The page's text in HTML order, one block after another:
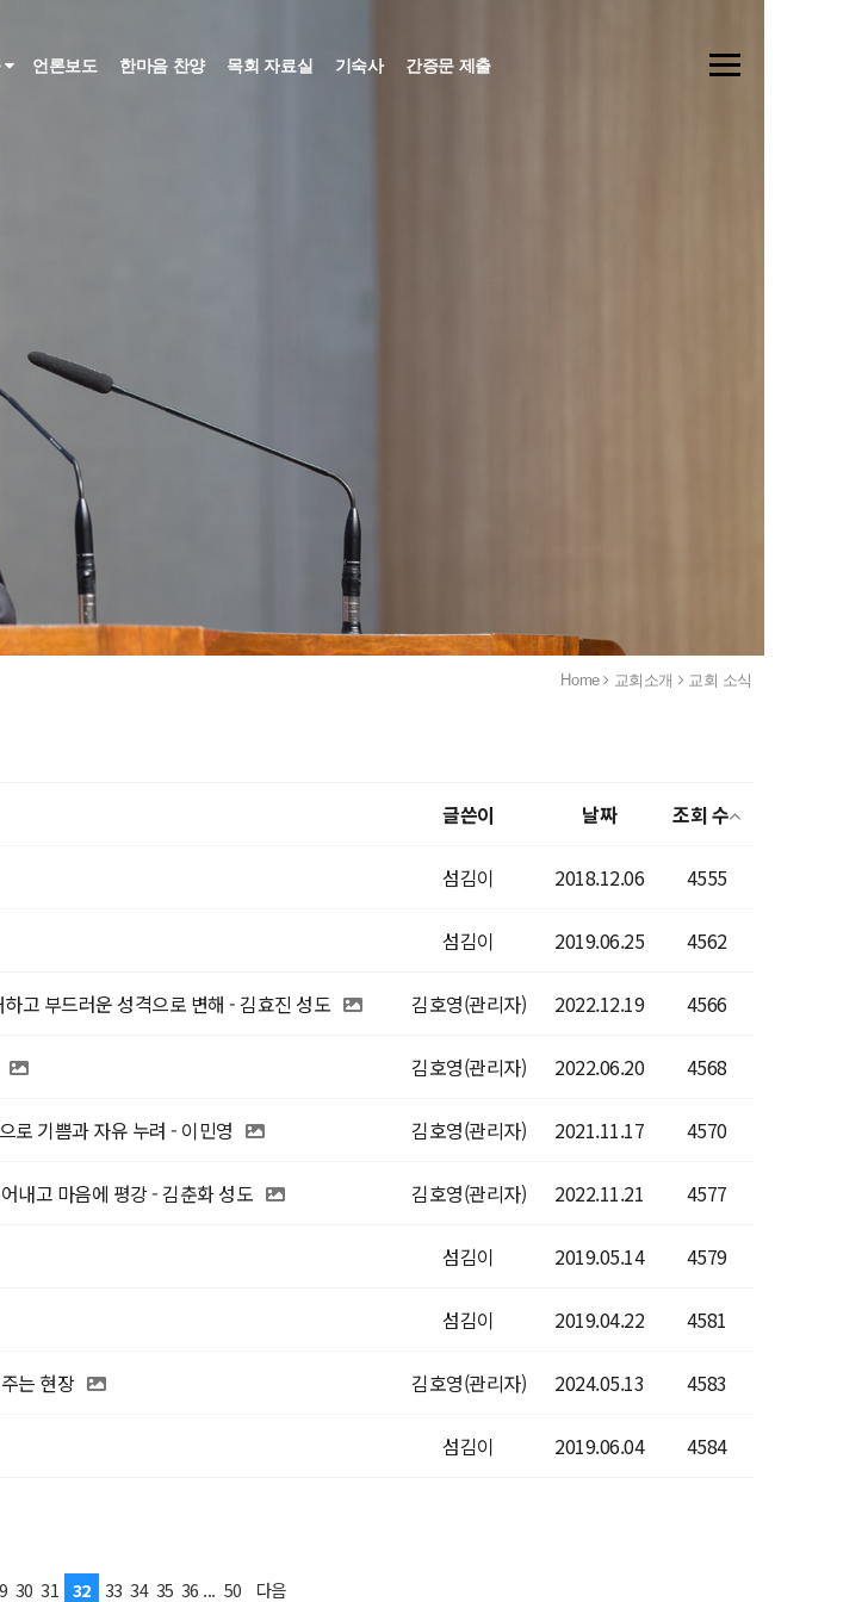
언론보도 한마음 찬양 목회 자료실 기숙사 간증문 제출
Home 교회소개 교회 소식
글쓴이 날짜 조회 수
섬김이 2018.12.06 4555
섬김이 2019.06.25 4562
고 부드러운 성격으로 변해 - 김효진 성도 김호영(관리자) 2022.12.19 4566
김호영(관리자) 2022.06.20 4568
로 기쁨과 자유 누려 - 이민영 김호영(관리자) 2021.11.17 4570
내고 마음에 평강 - 김춘화 성도 김호영(관리자) 2022.11.21 4577
섬김이 2019.05.14 4579
섬김이 2019.04.22 4581
는 현장 김호영(관리자) 2024.05.13 4583
섬김이 2019.06.04 4584
30 31 32 33 34 35 36 ... 50 다음